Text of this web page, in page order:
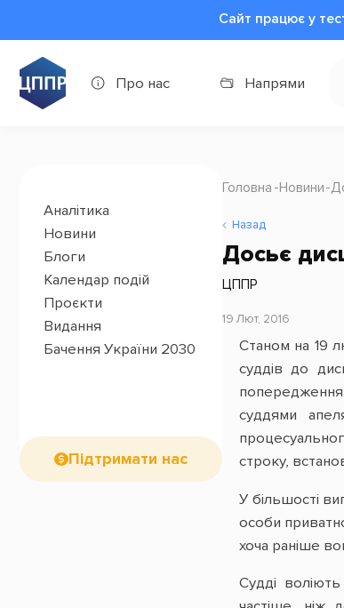
Сайт працює у
Про нас Напрями
Аналітика
Новини
Блоги
Календар подій
Проєкти
Видання
Бачення України 2030
Підтримати нас
Головна Новини
Назад
Досьє
ЦППР
19 Лют, 2016
Станом на 19
суддів до
попередження,
суддями
строку,
У більшості
особи
хоча раніше
Судді